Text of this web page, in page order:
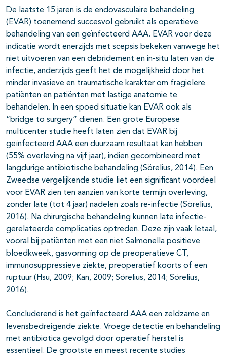
De laatste 15 jaren is de endovasculaire behandeling
(EVAR) toenemend succesvol gebruikt als operatieve
behandeling van een geïnfecteerd AAA. EVAR voor deze
indicatie wordt enerzijds met scepsis bekeken vanwege het
niet uitvoeren van een debridement en in-situ laten van de
infectie, anderzijds geeft het de mogelijkheid door het
minder invasieve en traumatische karakter om fragielere
patiënten en patiënten met lastige anatomie te
behandelen. In een spoed situatie kan EVAR ook als
“bridge to surgery” dienen. Een grote Europese
multicenter studie heeft laten zien dat EVAR bij
geïnfecteerd AAA een duurzaam resultaat kan hebben
(55% overleving na vijf jaar), indien gecombineerd met
langdurige antibiotische behandeling (Sörelius, 2014). Een
Zweedse vergelijkende studie liet een significant voordeel
voor EVAR zien ten aanzien van korte termijn overleving,
zonder late (tot 4 jaar) nadelen zoals re-infectie (Sörelius,
2016). Na chirurgische behandeling kunnen late infectie-
gerelateerde complicaties optreden. Deze zijn vaak letaal,
vooral bij patiënten met een niet Salmonella positieve
bloedkweek, gasvorming op de preoperatieve CT,
immunosuppressieve ziekte, preoperatief koorts of een
ruptuur (Hsu, 2009; Kan, 2009; Sörelius, 2014; Sörelius,
2016).
Concluderend is het geïnfecteerd AAA een zeldzame en
levensbedreigende ziekte. Vroege detectie en behandeling
met antibiotica gevolgd door operatief herstel is
essentieel. De grootste en meest recente studies